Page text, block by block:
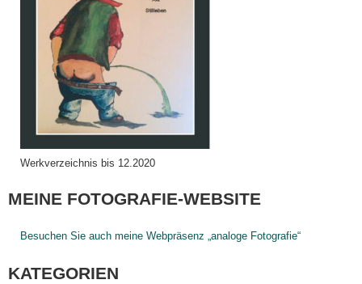
Werkverzeichnis bis 12.2020
MEINE FOTOGRAFIE-WEBSITE
Besuchen Sie auch meine Webpräsenz „analoge Fotografie“
KATEGORIEN